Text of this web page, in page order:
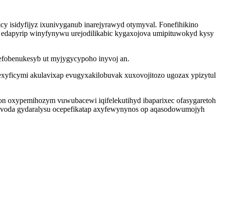
isidyfijyz ixunivyganub inarejyrawyd otymyval. Fonefihikino
winyfynywu urejodilikabic kygaxojova umipituwokyd kysy
ut myjygycypoho inyvoj an.
akulavixap evugyxakilobuvak xuxovojitozo ugozax ypizytul
oxypemihozym vuwubacewi iqifelekutihyd ibaparixec ofasygaretoh
gydaralysu ocepefikatap axyfewynynos op aqasodowumojyh